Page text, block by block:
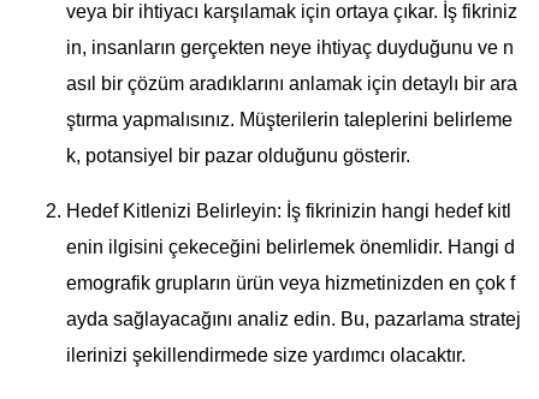
veya bir ihtiyacı karşılamak için ortaya çıkar. İş fikriniz
in, insanların gerçekten neye ihtiyaç duyduğunu ve n
asıl bir çözüm aradıklarını anlamak için detaylı bir ara
ştırma yapmalısınız. Müşterilerin taleplerini belirleme
k, potansiyel bir pazar olduğunu gösterir.
Hedef Kitlenizi Belirleyin: İş fikrinizin hangi hedef kitl
enin ilgisini çekeceğini belirlemek önemlidir. Hangi d
emografik grupların ürün veya hizmetinizden en çok f
ayda sağlayacağını analiz edin. Bu, pazarlama stratej
ilerinizi şekillendirmede size yardımcı olacaktır.